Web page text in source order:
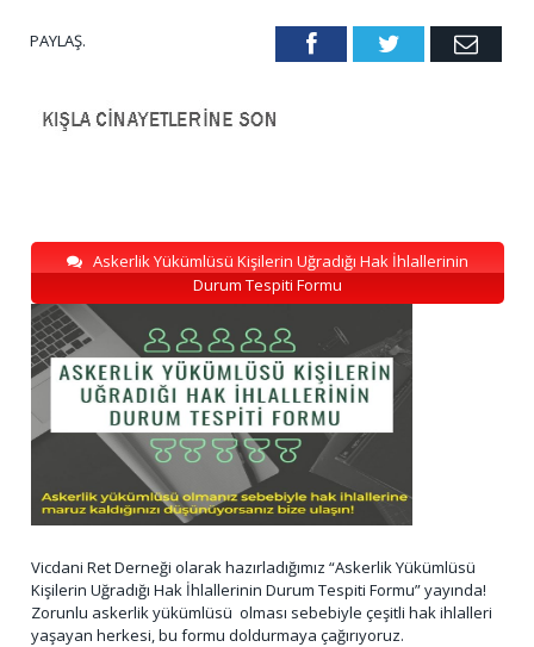
PAYLAŞ. FacebookTwitter Email
Askerlik Yükümlüsü Kişilerin Uğradığı Hak İhlallerinin
Durum Tespiti Formu
Vicdani Ret Derneği olarak hazırladığımız “Askerlik Yükümlüsü
Kişilerin Uğradığı Hak İhlallerinin Durum Tespiti Formu” yayında!
Zorunlu askerlik yükümlüsü olması sebebiyle çeşitli hak ihlalleri
yaşayan herkesi, bu formu doldurmaya çağırıyoruz.